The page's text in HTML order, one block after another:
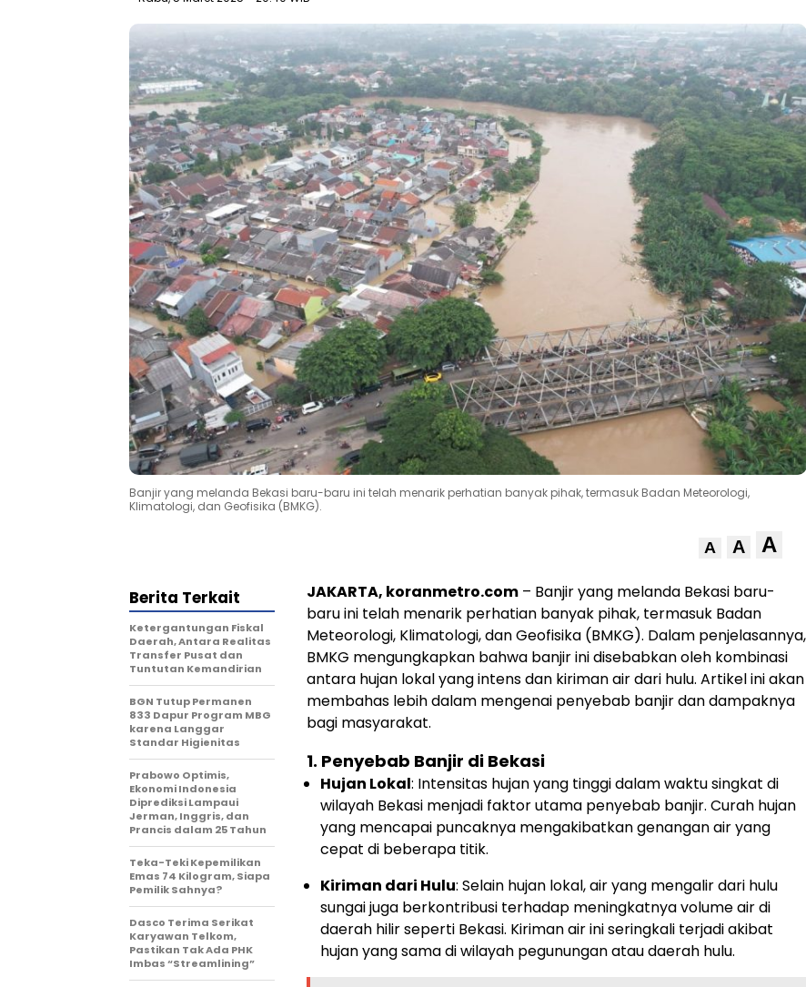
Banjir yang melanda Bekasi baru-baru ini telah menarik perhatian banyak pihak, termasuk Badan Meteorologi,
Klimatologi, dan Geofisika (BMKG).
A A A
JAKARTA, koranmetro.com – Banjir yang melanda Bekasi baru-
baru ini telah menarik perhatian banyak pihak, termasuk Badan
Meteorologi, Klimatologi, dan Geofisika (BMKG). Dalam penjelasannya,
BMKG mengungkapkan bahwa banjir ini disebabkan oleh kombinasi
antara hujan lokal yang intens dan kiriman air dari hulu. Artikel ini akan
membahas lebih dalam mengenai penyebab banjir dan dampaknya
bagi masyarakat.
1. Penyebab Banjir di Bekasi
Hujan Lokal: Intensitas hujan yang tinggi dalam waktu singkat di
wilayah Bekasi menjadi faktor utama penyebab banjir. Curah hujan
yang mencapai puncaknya mengakibatkan genangan air yang
cepat di beberapa titik.
Kiriman dari Hulu: Selain hujan lokal, air yang mengalir dari hulu
sungai juga berkontribusi terhadap meningkatnya volume air di
daerah hilir seperti Bekasi. Kiriman air ini seringkali terjadi akibat
hujan yang sama di wilayah pegunungan atau daerah hulu.
Berita Terkait
Ketergantungan Fiskal
Daerah, Antara Realitas
Transfer Pusat dan
Tuntutan Kemandirian
BGN Tutup Permanen
833 Dapur Program MBG
karena Langgar
Standar Higienitas
Prabowo Optimis,
Ekonomi Indonesia
Diprediksi Lampaui
Jerman, Inggris, dan
Prancis dalam 25 Tahun
Teka-Teki Kepemilikan
Emas 74 Kilogram, Siapa
Pemilik Sahnya?
Dasco Terima Serikat
Karyawan Telkom,
Pastikan Tak Ada PHK
Imbas “Streamlining”